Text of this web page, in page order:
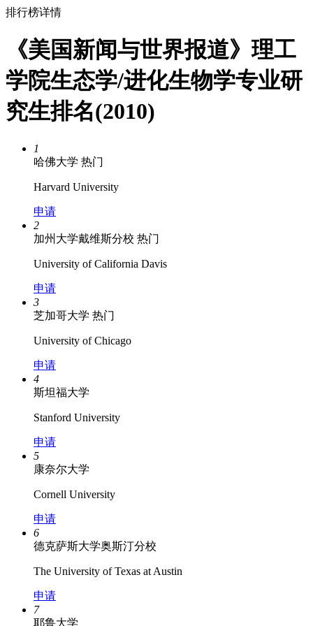
排行榜详情
《美国新闻与世界报道》理工
学院生态学/进化生物学专业研
究生排名(2010)
1
哈佛大学 热门
Harvard University
申请
2
加州大学戴维斯分校 热门
University of California Davis
申请
3
芝加哥大学 热门
University of Chicago
申请
4
斯坦福大学
Stanford University
申请
5
康奈尔大学
Cornell University
申请
6
德克萨斯大学奥斯汀分校
The University of Texas at Austin
申请
7
耶鲁大学